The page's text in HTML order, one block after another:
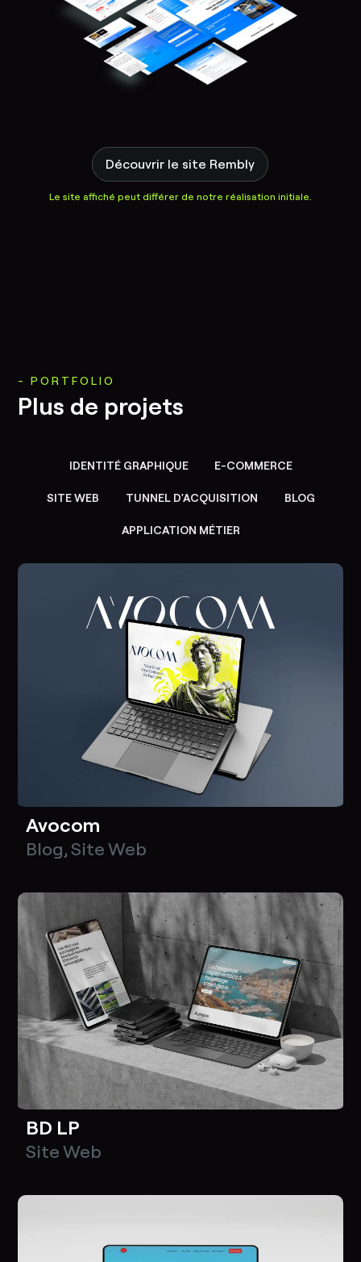
Découvrir le site Rembly
Le site affiché peut différer de notre réalisation initiale.
PORTFOLIO
Plus de projets
IDENTITÉ GRAPHIQUE E-COMMERCE
SITE WEB TUNNEL D'ACQUISITION BLOG
APPLICATION MÉTIER
Avocom
Blog,Site Web
BD LP
Site Web